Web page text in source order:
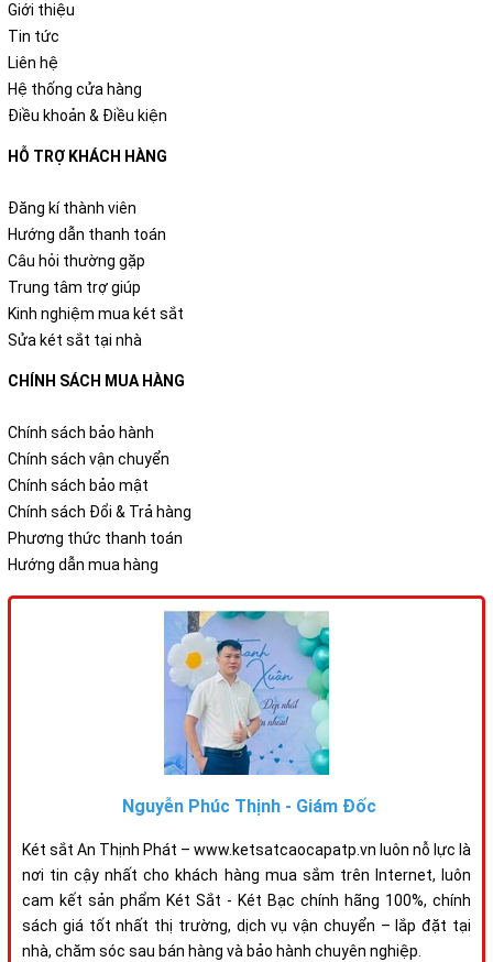
Giới thiệu
Tin tức
Liên hệ
Hệ thống cửa hàng
Điều khoản & Điều kiện
HỖ TRỢ KHÁCH HÀNG
Đăng kí thành viên
Hướng dẫn thanh toán
Câu hỏi thường gặp
Trung tâm trợ giúp
Kinh nghiệm mua két sắt
Sửa két sắt tại nhà
CHÍNH SÁCH MUA HÀNG
Chính sách bảo hành
Chính sách vận chuyển
Chính sách bảo mật
Chính sách Đổi & Trả hàng
Phương thức thanh toán
Hướng dẫn mua hàng
Nguyễn Phúc Thịnh - Giám Đốc
Két sắt An Thịnh Phát – www.ketsatcaocapatp.vn luôn nỗ lực là
nơi tin cậy nhất cho khách hàng mua sắm trên Internet, luôn
cam kết sản phẩm Két Sắt - Két Bạc chính hãng 100%, chính
sách giá tốt nhất thị trường, dịch vụ vận chuyển – lắp đặt tại
nhà, chăm sóc sau bán hàng và bảo hành chuyên nghiệp.